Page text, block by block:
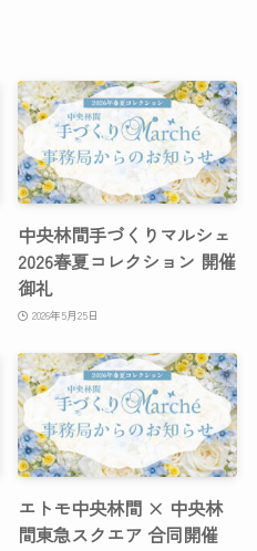
中央林間手づくりマルシェ
2026春夏コレクション 開催
御礼
2026年5月25日
エトモ中央林間 × 中央林
間東急スクエア 合同開催